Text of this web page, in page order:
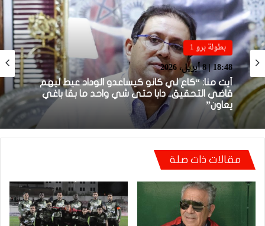
بطولة برو 1
18:48 | 8 أبريل، 2026
أيت منا: “كاع لي كانو كيساعدو الوداد عيط ليهم
قاضي التحقيق.. دابا حتى شي واحد ما بقا باغي
يعاون”
بطولة برو 1
22:23 | 6 أبريل، 2026
تعادل جديد أمام الدفاع الحسني الجديدي
مقالات ذات صلة